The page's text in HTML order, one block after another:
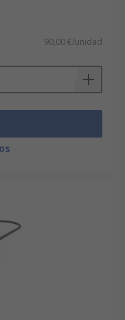
y fácil, lo
búsqueda de
buscar
alfabético,
90,00 €/unidad